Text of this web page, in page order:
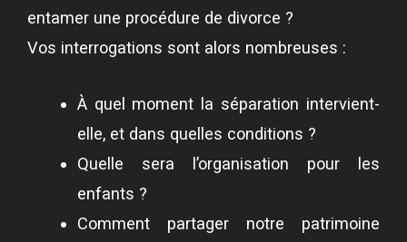
entamer une procédure de divorce ?
Vos interrogations sont alors nombreuses :
À quel moment la séparation intervient-
elle, et dans quelles conditions ?
Quelle sera l’organisation pour les
enfants ?
Comment partager notre patrimoine